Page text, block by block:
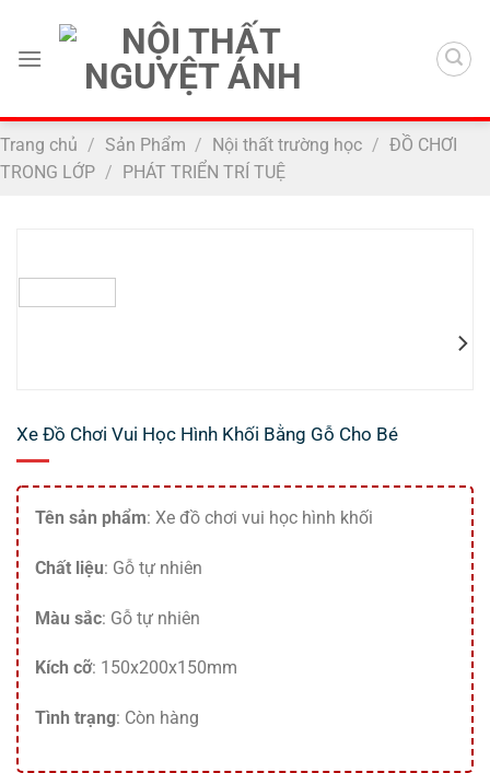
nội
Trang chủ / Sản Phẩm / Nội thất trường học / ĐỒ CHƠI
TRONG LỚP / PHÁT TRIỂN TRÍ TUỆ
Xe Đồ Chơi Vui Học Hình Khối Bằng Gỗ Cho Bé
Tên sản phẩm: Xe đồ chơi vui học hình khối
Chất liệu: Gỗ tự nhiên
Màu sắc: Gỗ tự nhiên
Kích cỡ: 150x200x150mm
Tình trạng: Còn hàng